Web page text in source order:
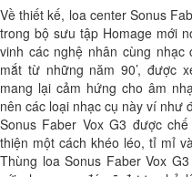
Về thiết kế, loa center Sonus
trong bộ sưu tập Homage mới
vinh các nghệ nhân cùng
mắt từ những năm 90’, được
mang lại cảm hứng cho âm
nên các loại nhạc cụ này ví như
Sonus Faber Vox G3 được
thiện một cách khéo léo, tỉ mỉ
Thùng loa Sonus Faber Vox